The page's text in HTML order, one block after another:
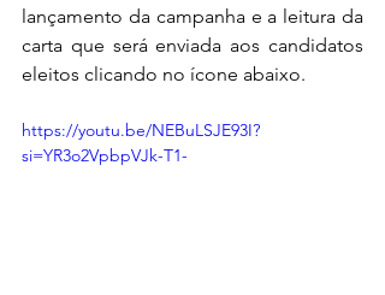
lançamento da campanha e a leitura da
carta que será enviada aos candidatos
eleitos clicando no ícone abaixo.
https://youtu.be/NEBuLSJE93I?
si=YR3o2VpbpVJk-T1-